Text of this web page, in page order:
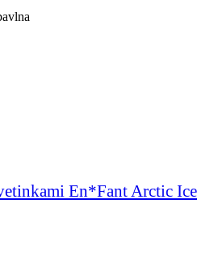
En*Fant Arctic Ice